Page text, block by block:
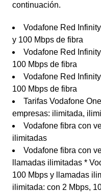
continuación.
Vodafone Red
y 100 Mbps de fibra
Vodafone Red
100 Mbps de fibra
Vodafone Red
100 Mbps de fibra
Tarifas Vodafone
empresas: ilimitada,
Vodafone fibra con
ilimitadas
Vodafone fibra con
llamadas ilimitadas *
100 Mbps y llamadas
ilimitada: con 2 Mbps,